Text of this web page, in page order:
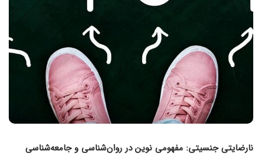
نارضایتی جنسیتی: مفهومی نوین در روان‌شناسی و جامعه‌شناسی